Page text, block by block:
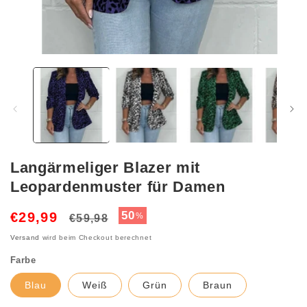
Langärmeliger Blazer mit
Leopardenmuster für Damen
€29,99
Normaler
€59,98 Verkaufspreis
50%
Versand wird beim Checkout berechnet
Farbe
Blau Weiß Grün Braun